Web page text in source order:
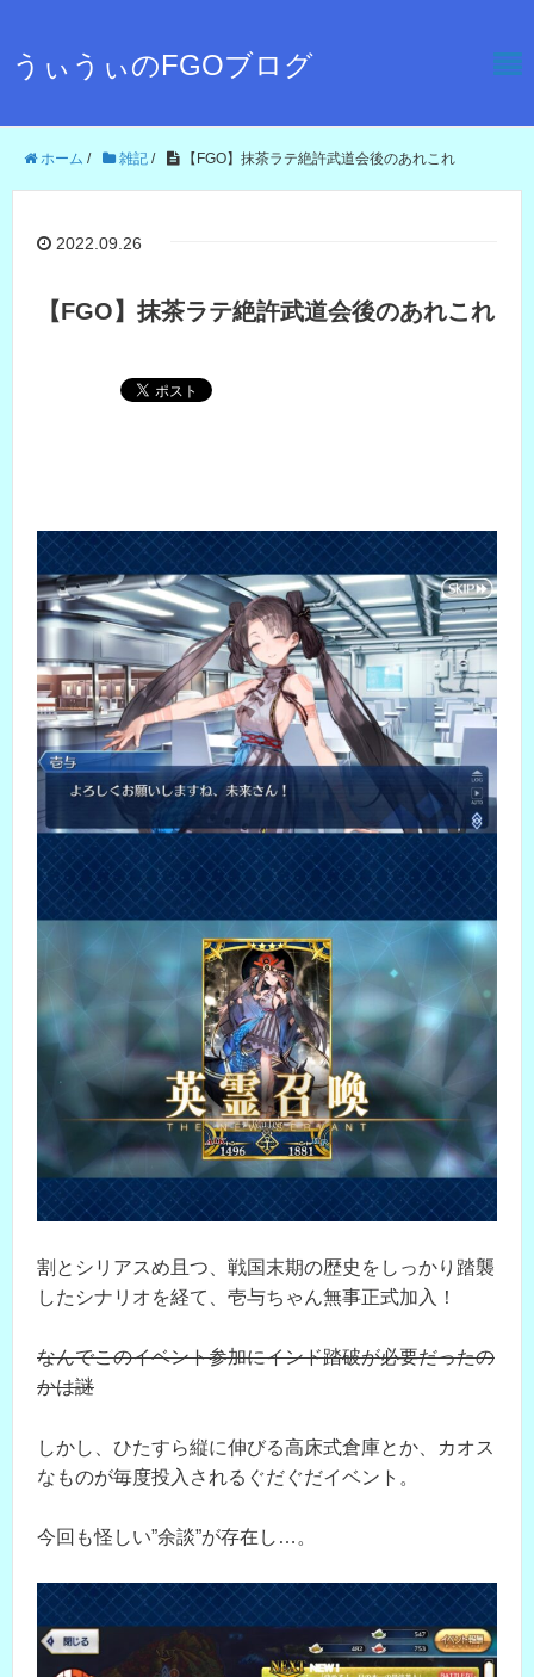
うぃうぃのFGOブログ
ホーム / 雑記 / 【FGO】抹茶ラテ絶許武道会後のあれこれ
2022.09.26
【FGO】抹茶ラテ絶許武道会後のあれこれ
割とシリアスめ且つ、戦国末期の歴史をしっかり踏襲
したシナリオを経て、壱与ちゃん無事正式加入！
なんでこのイベント参加にインド踏破が必要だったの
かは謎
しかし、ひたすら縦に伸びる高床式倉庫とか、カオス
なものが毎度投入されるぐだぐだイベント。
今回も怪しい”余談”が存在し…。